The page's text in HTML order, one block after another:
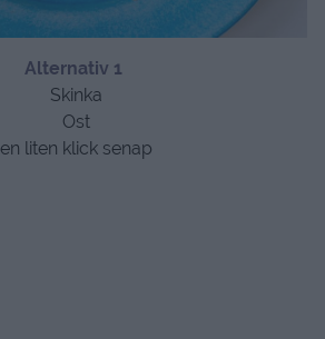
Alternativ 1
Skinka
Ost
en liten klick senap